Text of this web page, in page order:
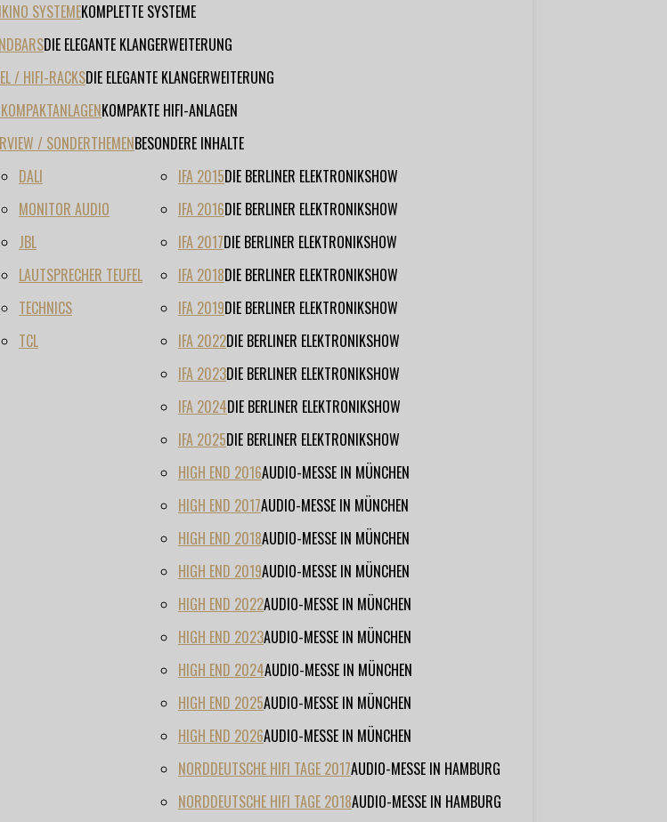
SYSTEMEKOMPLETTE SYSTEME
DIE ELEGANTE KLANGERWEITERUNG
/ HIFI-RACKSDIE ELEGANTE KLANGERWEITERUNG
KOMPAKTE HIFI-ANLAGEN
/ SONDERTHEMENBESONDERE INHALTE
DALI
MONITOR AUDIO
JBL
LAUTSPRECHER TEUFEL
TECHNICS
TCL
IFA 2015DIE BERLINER ELEKTRONIKSHOW
IFA 2016DIE BERLINER ELEKTRONIKSHOW
IFA 2017DIE BERLINER ELEKTRONIKSHOW
IFA 2018DIE BERLINER ELEKTRONIKSHOW
IFA 2019DIE BERLINER ELEKTRONIKSHOW
IFA 2022DIE BERLINER ELEKTRONIKSHOW
IFA 2023DIE BERLINER ELEKTRONIKSHOW
IFA 2024DIE BERLINER ELEKTRONIKSHOW
IFA 2025DIE BERLINER ELEKTRONIKSHOW
HIGH END 2016AUDIO-MESSE IN MÜNCHEN
HIGH END 2017AUDIO-MESSE IN MÜNCHEN
HIGH END 2018AUDIO-MESSE IN MÜNCHEN
HIGH END 2019AUDIO-MESSE IN MÜNCHEN
HIGH END 2022AUDIO-MESSE IN MÜNCHEN
HIGH END 2023AUDIO-MESSE IN MÜNCHEN
HIGH END 2024AUDIO-MESSE IN MÜNCHEN
HIGH END 2025AUDIO-MESSE IN MÜNCHEN
HIGH END 2026AUDIO-MESSE IN MÜNCHEN
NORDDEUTSCHE HIFI TAGE 2017AUDIO-MESSE IN HAMBURG
NORDDEUTSCHE HIFI TAGE 2018AUDIO-MESSE IN HAMBURG